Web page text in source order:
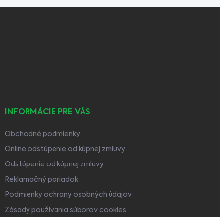
INFORMÁCIE PRE VÁS
Obchodné podmienky
Online odstúpenie od kúpnej zmluvy
Odstúpenie od kúpnej zmluvy
Reklamačný poriadok
Podmienky ochrany osobných údajov
Zásady používania súborov cookies